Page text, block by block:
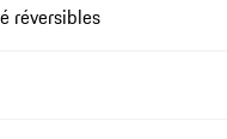
réversibles